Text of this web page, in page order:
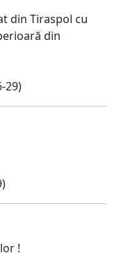
din Tiraspol cu
din
29)
!